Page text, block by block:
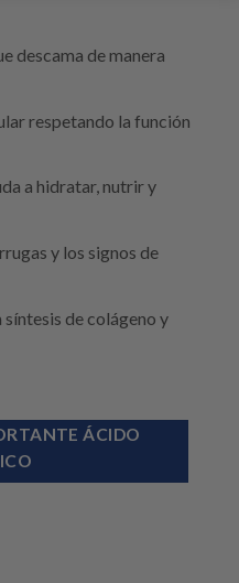
descama de manera
respetando la función
a hidratar, nutrir y
y los signos de
síntesis de colágeno y
ÁCIDO